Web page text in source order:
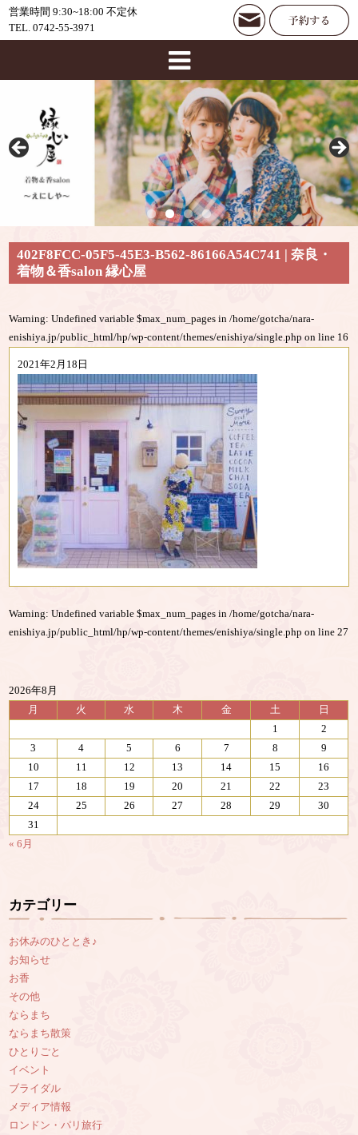
営業時間 9:30~18:00 不定休
TEL. 0742-55-3971
402F8FCC-05F5-45E3-B562-86166A54C741 | 奈良・
着物＆香salon 縁心屋
Warning: Undefined variable $max_num_pages in/home/gotcha/nara-
enishiya.jp/public_html/hp/wp-content/themes/enishiya/single.php on line 16
2021年2月18日
Warning: Undefined variable $max_num_pages in/home/gotcha/nara-
enishiya.jp/public_html/hp/wp-content/themes/enishiya/single.php on line27
2026年8月
月
火 水 木 金 土
日
1
2
3
4 5 6 7 8
9
10
11 12 13 14 15
16
17
18 19 20 21 22
23
24
25 26 27 28 29
30
31
« 6月
カテゴリー
お休みのひととき♪
お知らせ
お香
その他
ならまち
ならまち散策
ひとりごと
イベント
ブライダル
メディア情報
ロンドン・パリ旅行